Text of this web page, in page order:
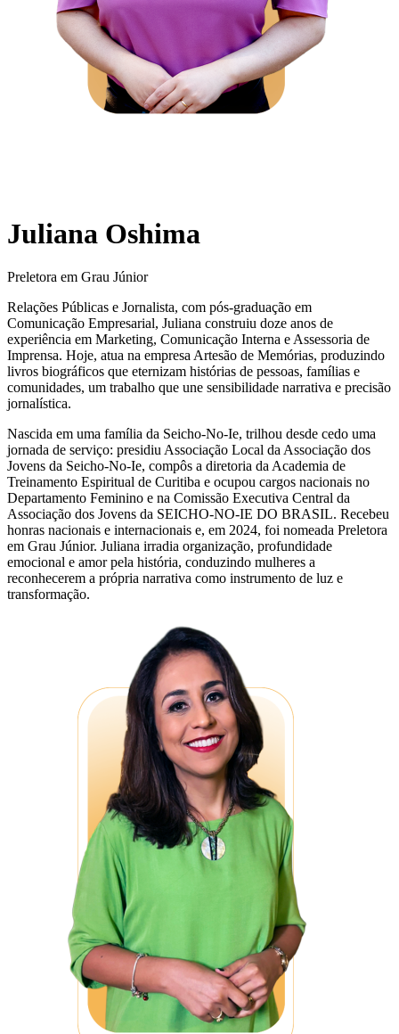
Juliana Oshima
Preletora em Grau Júnior
Relações Públicas e Jornalista, com pós-graduação em
Comunicação Empresarial, Juliana construiu doze anos de
experiência em Marketing, Comunicação Interna e Assessoria de
Imprensa. Hoje, atua na empresa Artesão de Memórias, produzindo
livros biográficos que eternizam histórias de pessoas, famílias e
comunidades, um trabalho que une sensibilidade narrativa e precisão
jornalística.
Nascida em uma família da Seicho-No-Ie, trilhou desde cedo uma
jornada de serviço: presidiu Associação Local da Associação dos
Jovens da Seicho-No-Ie, compôs a diretoria da Academia de
Treinamento Espiritual de Curitiba e ocupou cargos nacionais no
Departamento Feminino e na Comissão Executiva Central da
Associação dos Jovens da SEICHO-NO-IE DO BRASIL. Recebeu
honras nacionais e internacionais e, em 2024, foi nomeada Preletora
em Grau Júnior. Juliana irradia organização, profundidade
emocional e amor pela história, conduzindo mulheres a
reconhecerem a própria narrativa como instrumento de luz e
transformação.